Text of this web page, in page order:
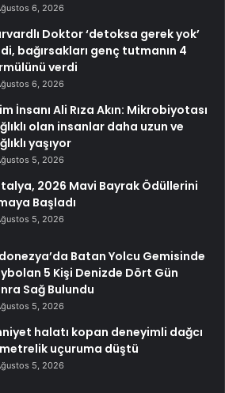
6, 2026
Doktor ‘detoksa gerek yok’
bağırsakları genç tutmanın 4
verdi
6, 2026
İnsanı Ali Rıza Akın: Mikrobiyotası
olan insanlar daha uzun ve
yaşıyor
5, 2026
2026 Mavi Bayrak Ödüllerini
Başladı
5, 2026
Batan Yolcu Gemisinde
5 Kişi Denizde Dört Gün
Sağ Bulundu
5, 2026
halatı kopan deneyimli dağcı
metrelik uçuruma düştü
5, 2026